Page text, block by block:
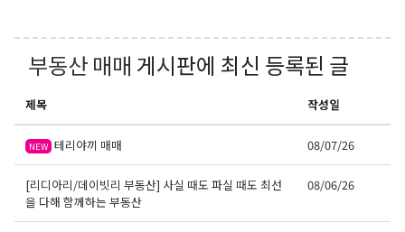
부동산 매매 게시판에 최신 등록된 글
제목 작성일
NEW 테리야끼 매매 08/07/26
[리디아리/데이빗리 부동산] 사실 때도 파실 때도 최선
을 다해 함께하는 부동산
08/06/26